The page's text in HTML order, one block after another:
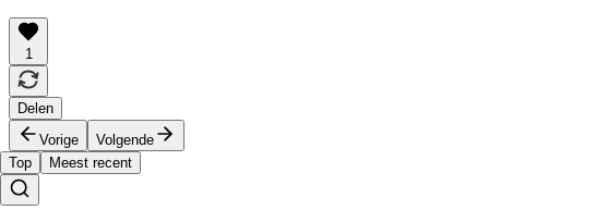
1
Delen
Vorige
Volgende
Top
Meest recent